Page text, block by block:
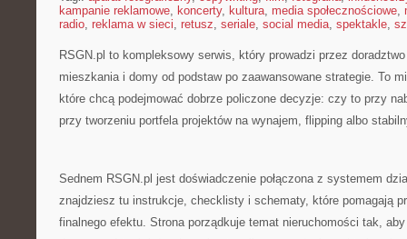
kampanie reklamowe, koncerty, kultura, media społecznościowe,
radio, reklama w sieci, retusz, seriale, social media, spektakle,
RSGN.pl to kompleksowy serwis, który prowadzi przez
mieszkania i domy od podstaw po zaawansowane strategie. To
które chcą podejmować dobrze policzone decyzje: czy to przy
przy tworzeniu portfela projektów na wynajem, flipping albo
Sednem RSGN.pl jest doświadczenie połączona z systemem
znajdziesz tu instrukcje, checklisty i schematy, które pomagają
finalnego efektu. Strona porządkuje temat nieruchomości tak, aby